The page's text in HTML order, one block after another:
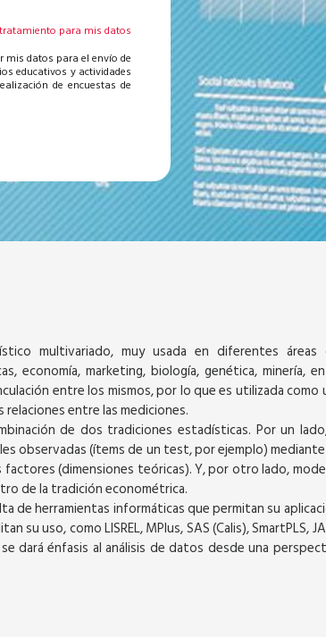
para mis datos
mis datos para el envío de
educativos y actividades
de encuestas de
multivariado, muy usada en diferentes áreas
economía, marketing, biología, genética, minería,
entre los mismos, por lo que es utilizada como
entre las mediciones.
de dos tradiciones estadísticas. Por un
observadas (ítems de un test, por ejemplo)
(dimensiones teóricas). Y, por otro lado,
de la tradición econométrica.
de herramientas informáticas que permitan su
uso, como LISREL, MPlus, SAS (Calis), SmartPLS,
dará énfasis al análisis de datos desde una
24
AGOSTO